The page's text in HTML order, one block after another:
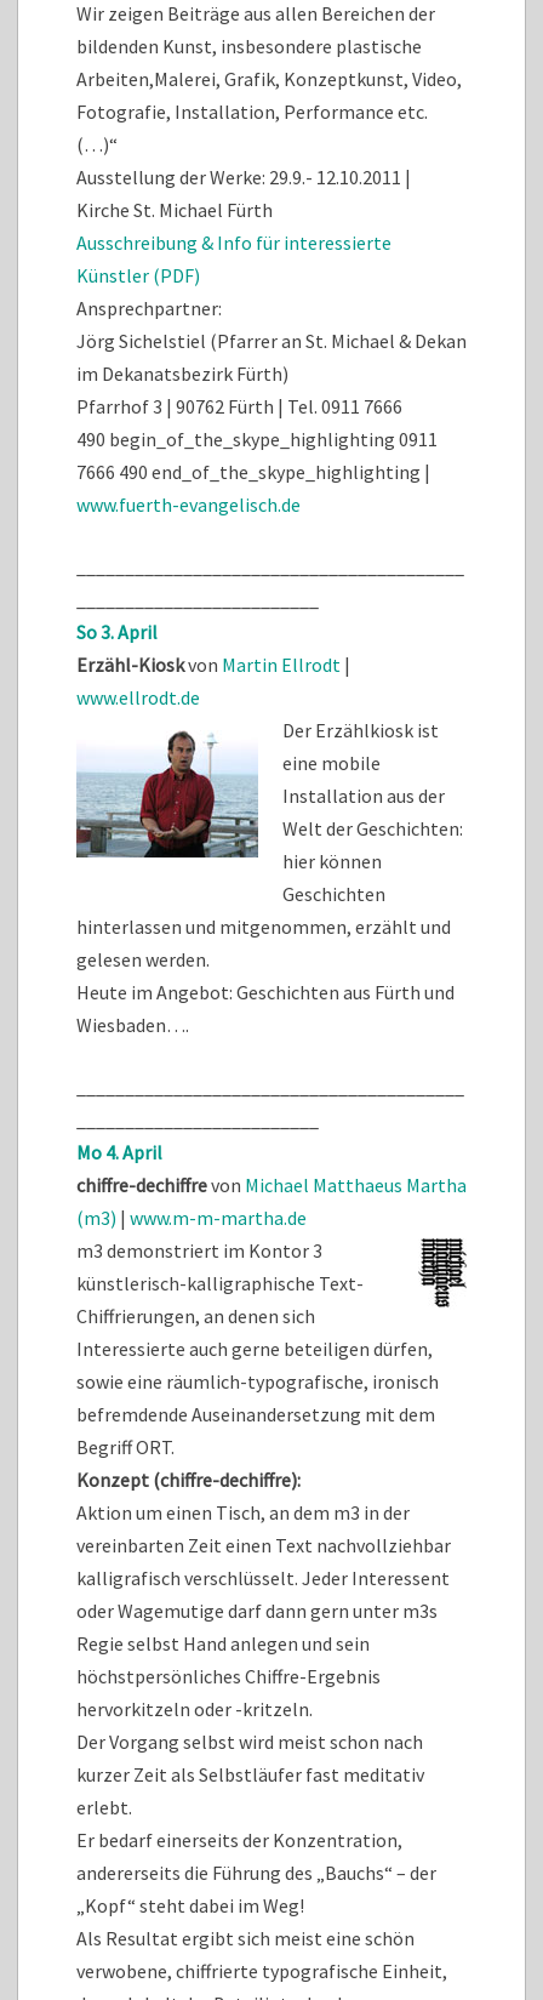
Wir zeigen Beiträge aus allen Bereichen der
bildenden Kunst, insbesondere plastische
Arbeiten,Malerei, Grafik, Konzeptkunst, Video,
Fotografie, Installation, Performance etc.
(…)“
Ausstellung der Werke: 29.9.- 12.10.2011 |
Kirche St. Michael Fürth
Ausschreibung & Info für interessierte
Künstler (PDF)
Ansprechpartner:
Jörg Sichelstiel (Pfarrer an St. Michael & Dekan
im Dekanatsbezirk Fürth)
Pfarrhof 3 | 90762 Fürth | Tel. 0911 7666
490 begin_of_the_skype_highlighting 0911
7666 490 end_of_the_skype_highlighting |
www.fuerth-evangelisch.de
So 3. April
Erzähl-Kioskvon Martin Ellrodt |
www.ellrodt.de
Der Erzählkiosk ist
eine mobile
Installation aus der
Welt der Geschichten:
hier können
Geschichten
hinterlassen und mitgenommen, erzählt und
gelesen werden.
Heute im Angebot: Geschichten aus Fürth und
Wiesbaden….
Mo 4. April
chiffre-dechiffrevon Michael Matthaeus Martha
(m3) | www.m-m-martha.de
m3 demonstriert im Kontor 3
künstlerisch-kalligraphische Text-
Chiffrierungen, an denen sich
Interessierte auch gerne beteiligen dürfen,
sowie eine räumlich-typografische, ironisch
befremdende Auseinandersetzung mit dem
Begriff ORT.
Konzept (chiffre-dechiffre):
Aktion um einen Tisch, an dem m3 in der
vereinbarten Zeit einen Text nachvollziehbar
kalligrafisch verschlüsselt. Jeder Interessent
oder Wagemutige darf dann gern unter m3s
Regie selbst Hand anlegen und sein
höchstpersönliches Chiffre-Ergebnis
hervorkitzeln oder -kritzeln.
Der Vorgang selbst wird meist schon nach
kurzer Zeit als Selbstläufer fast meditativ
erlebt.
Er bedarf einerseits der Konzentration,
andererseits die Führung des „Bauchs“ – der
„Kopf“ steht dabei im Weg!
Als Resultat ergibt sich meist eine schön
verwobene, chiffrierte typografische Einheit,